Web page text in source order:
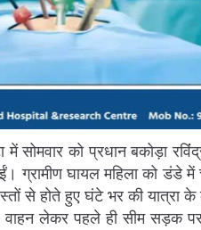
सोमवार को प्रधान बकोड़ा
ग्रामीण घायल महिला को
से होते हुए घंटे भर की यात्रा
वाहन लेकर पहले ही सीम सड़क